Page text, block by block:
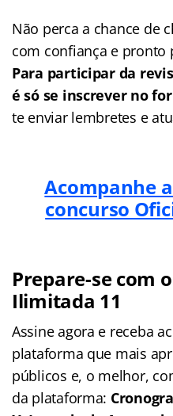
Não perca a chance de
com confiança e pronto
Para participar da
é só se inscrever no
te enviar lembretes e
Acompanhe
concurso
Prepare-se com
Ilimitada 11
Assine agora e receba
plataforma que mais
públicos e, o melhor,
da plataforma: